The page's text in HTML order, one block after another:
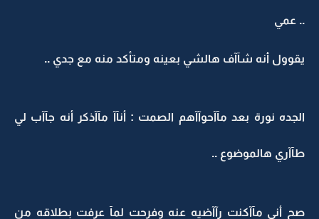
.. عمي
يقوول أنه شآآف هالشي بعينه ومتأكد منه مع جدي ..
الجده نورة بعد مآآحوآآهم الصمت : أنآآ مآآذكر أنه جآآب لي
طآآري هالموضوع ..
صح أني مآآكنت رآآضيه عنه وفرحت لمآ عرفت بطلاقه من